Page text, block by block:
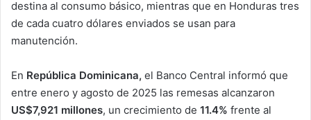
destina al consumo básico, mientras que en Honduras tres
de cada cuatro dólares enviados se usan para
manutención.
En República Dominicana, el Banco Central informó que
entre enero y agosto de 2025 las remesas alcanzaron
US$7,921 millones, un crecimiento de 11.4% frente al